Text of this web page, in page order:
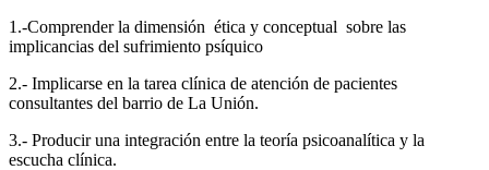
1.-Comprender la dimensión ética y conceptual sobre las
implicancias del sufrimiento psíquico
2.- Implicarse en la tarea clínica de atención de pacientes
consultantes del barrio de La Unión.
3.- Producir una integración entre la teoría psicoanalítica y la
escucha clínica.